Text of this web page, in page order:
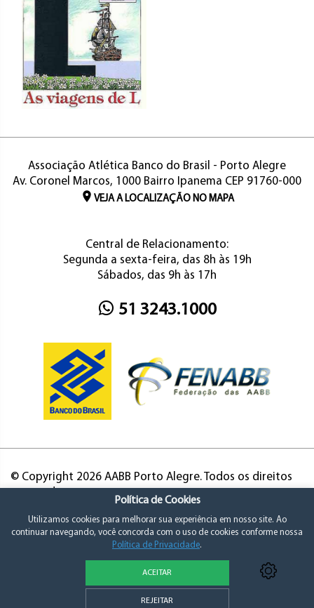
Associação Atlética Banco do Brasil - Porto Alegre
Av. Coronel Marcos, 1000 Bairro Ipanema CEP 91760-000
VEJA A LOCALIZAÇÃO NO MAPA
Central de Relacionamento:
Segunda a sexta-feira, das 8h às 19h
Sábados, das 9h às 17h
51 3243.1000
© Copyright 2026 AABB Porto Alegre. Todos os direitos
Política de Privacidade e Consentimento
Política de Cookies
Utilizamos cookies para melhorar sua experiência em nosso site. Ao
continuar navegando, você concorda com o uso de cookies conforme nossa
Política de Privacidade.
ACEITAR
REJEITAR